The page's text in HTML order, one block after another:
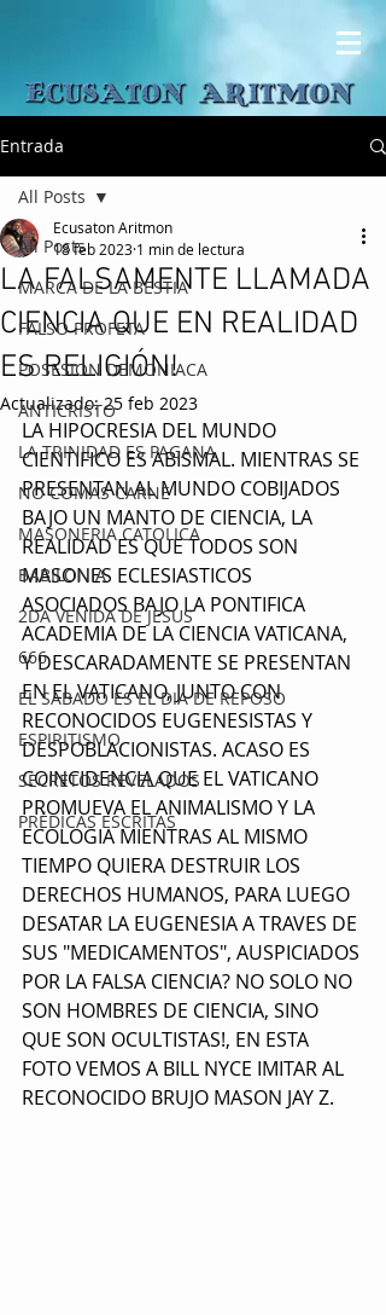
Entrada
All Posts
MARCA DE LA BESTIA
FALSO PROFETA
POSESION DEMONIACA
ANTICRISTO
LA TRINIDAD ES PAGANA
NO COMAS CARNE
MASONERIA CATOLICA
BABILONIA
2DA VENIDA DE JESUS
666
EL SABADO ES EL DIA DE REPOSO
ESPIRITISMO
SECRETOS REVELADOS
PRÉDICAS ESCRITAS
All Posts
LA FALSAMENTE LLAMADA
CIENCIA QUE EN REALIDAD
ES RELIGIÓN!
Ecusaton Aritmon
18 feb 2023 1 min de lectura
Actualizado:25 feb 2023
LA HIPOCRESIA DEL MUNDO
CIENTIFICO ES ABISMAL. MIENTRAS SE
PRESENTAN AL MUNDO COBIJADOS
BAJO UN MANTO DE CIENCIA, LA
REALIDAD ES QUE TODOS SON
MASONES ECLESIASTICOS
ASOCIADOS BAJO LA PONTIFICA
ACADEMIA DE LA CIENCIA VATICANA,
Y DESCARADAMENTE SE PRESENTAN
EN EL VATICANO, JUNTO CON
RECONOCIDOS EUGENESISTAS Y
DESPOBLACIONISTAS. ACASO ES
COINCIDENCIA QUE EL VATICANO
PROMUEVA EL ANIMALISMO Y LA
ECOLOGIA MIENTRAS AL MISMO
TIEMPO QUIERA DESTRUIR LOS
DERECHOS HUMANOS, PARA LUEGO
DESATAR LA EUGENESIA A TRAVES DE
SUS "MEDICAMENTOS", AUSPICIADOS
POR LA FALSA CIENCIA? NO SOLO NO
SON HOMBRES DE CIENCIA, SINO
QUE SON OCULTISTAS!, EN ESTA
FOTO VEMOS A BILL NYCE IMITAR AL
RECONOCIDO BRUJO MASON JAY Z.